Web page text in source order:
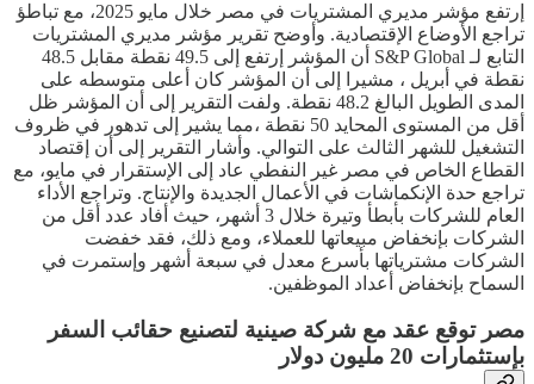
إرتفع مؤشر مديري المشتريات في مصر خلال مايو 2025، مع تباطؤ
تراجع الأوضاع الإقتصادية. وأوضح تقرير مؤشر مديري المشتريات
التابع لـ S&P Global أن المؤشر إرتفع إلى 49.5 نقطة مقابل 48.5
نقطة في أبريل ، مشيرا إلى أن المؤشر كان أعلى متوسطه على
المدى الطويل البالغ 48.2 نقطة. ولفت التقرير إلى أن المؤشر ظل
أقل من المستوى المحايد 50 نقطة ،مما يشير إلى تدهور في ظروف
التشغيل للشهر الثالث على التوالي. وأشار التقرير إلى أن إقتصاد
القطاع الخاص في مصر غير النفطي عاد إلى الإستقرار في مايو، مع
تراجع حدة الإنكماشات في الأعمال الجديدة والإنتاج. وتراجع الأداء
العام للشركات بأبطأ وتيرة خلال 3 أشهر، حيث أفاد عدد أقل من
الشركات بإنخفاض مبيعاتها للعملاء، ومع ذلك، فقد خفضت
الشركات مشترياتها بأسرع معدل في سبعة أشهر وإستمرت في
السماح بإنخفاض أعداد الموظفين.
مصر توقع عقد مع شركة صينية لتصنيع حقائب السفر
بإستثمارات 20 مليون دولار